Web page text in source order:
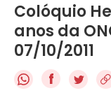
Colóquio
anos da
07/10/2011
f